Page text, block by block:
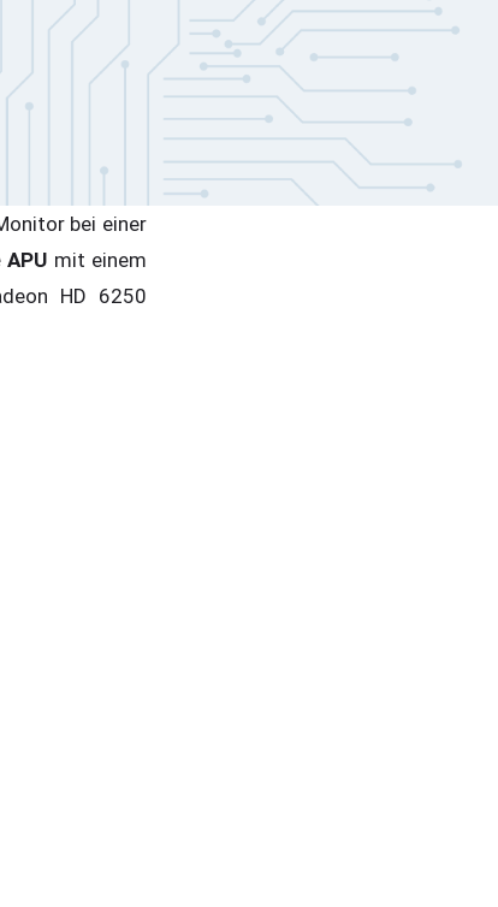
bei einer
mit einem
HD 6250